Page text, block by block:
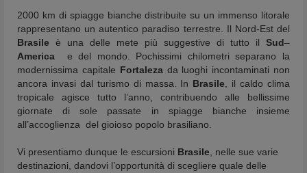
2000 km di spiagge bianche distribuite su un immenso litorale
rappresentano un autentico paradiso terrestre. Il Nord-Est del
Brasile è una delle mete più suggestive di tutto il Sud–
America e del mondo. Pochissimi chilometri separano la
modernissima capitale Fortalezada luoghi incontaminati non
ancora invasi dal turismo di massa. In Brasile , il caldo clima
tropicale agisce tutto l’anno, contribuendo alle bellissime
giornate di sole passate in spiagge bianche insieme
all’accoglienza del gioioso popolo brasiliano.
Vi presentiamo dunque le escursioni Brasile , nelle sue varie
destinazioni, dandovi l’opportunità di scegliere quale delle